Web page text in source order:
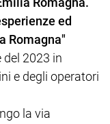
ed
Romagna"
del 2023 in
e degli operatori
la via